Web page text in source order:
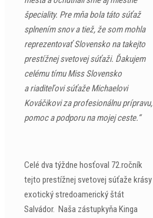
špeciality. Pre mňa bola táto súťaž
splnením snov a tiež, že som mohla
reprezentovať Slovensko na takejto
prestížnej svetovej súťaži. Ďakujem
celému tímu Miss Slovensko
a riaditeľovi súťaže Michaelovi
Kováčikovi za profesionálnu prípravu,
pomoc a podporu na mojej ceste.“
Celé dva týždne hosťoval 72.ročník
tejto prestížnej svetovej súťaže krásy
exotický stredoamerický štát
Salvádor. Naša zástupkyňa Kinga